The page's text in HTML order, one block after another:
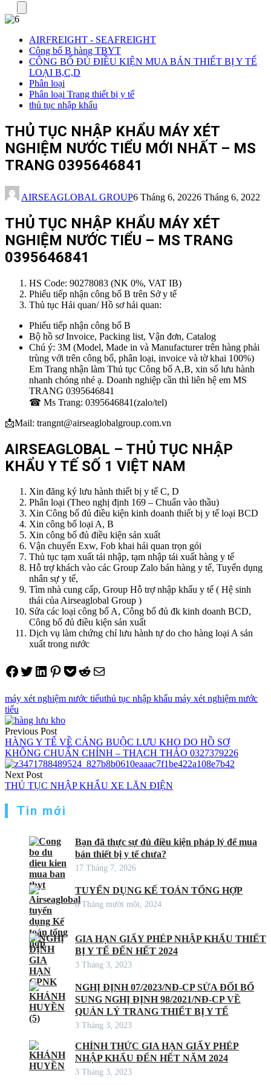
AIRFREIGHT - SEAFREIGHT
Công bố B hàng TBYT
CÔNG BỐ ĐỦ ĐIỀU KIỆN MUA BÁN THIẾT BỊ Y TẾ
LOẠI B,C,D
Phân loại
Phân loại Trang thiết bị y tế
thủ tục nhập khẩu
THỦ TỤC NHẬP KHẨU MÁY XÉT
NGHIỆM NƯỚC TIỂU MỚI NHẤT – MS
TRANG 0395646841
AIRSEAGLOBAL GROUP6 Tháng 6, 20226 Tháng 6, 2022
THỦ TỤC NHẬP KHẨU MÁY XÉT
NGHIỆM NƯỚC TIỂU – MS TRANG
0395646841
HS Code: 90278083 (NK 0%, VAT IB)
Phiếu tiếp nhận công bố B trên Sở y tế
Thủ tục Hải quan/ Hồ sơ hải quan:
Phiếu tiếp nhận công bố B
Bộ hồ sơ Invoice, Packing list, Vận đơn, Catalog
Chú ý: 3M (Model, Made in và Manufacturer trên hàng phải
trùng với trên công bố, phân loại, invoice và tờ khai 100%)
Em Trang nhận làm Thủ tục Công bố A,B, xin số lưu hành
nhanh chóng nhé ạ. Doanh nghiệp cần thì liên hệ em MS
TRANG 0395646841
☎ Ms Trang: 0395646841(zalo/tel)
📩Mail: trangnt@airseaglobalgroup.com.vn
AIRSEAGLOBAL – THỦ TỤC NHẬP
KHẨU Y TẾ SỐ 1 VIỆT NAM
Xin đăng ký lưu hành thiết bị y tế C, D
Phân loại (Theo nghị định 169 – Chuẩn vào thầu)
Xin Công bố đủ điều kiện kinh doanh thiết bị y tế loại BCD
Xin công bố loại A, B
Xin công bố đủ điều kiện sản xuất
Vận chuyển Exw, Fob khai hải quan trọn gói
Thủ tục tạm xuất tái nhập, tạm nhập tái xuất hàng y tế
Hỗ trợ khách vào các Group Zalo bán hàng y tế, Tuyển dụng
nhân sự y tế,
Tìm nhà cung cấp, Group Hỗ trợ nhập khẩu y tế ( Hệ sinh
thái của Airseaglobal Group )
Sửa các loại công bố A, Công bố đủ đk kinh doanh BCD,
Công bố đủ điều kiện sản xuất
Dịch vụ làm chứng chỉ lưu hành tự do cho hàng loại A sản
xuất trong nước
Share on Facebook
Tweet on Twitter
Share on LinkedIn
Pin on Pinterest
Save to pocket
Share on Reddit
Share via Email
máy xét nghiệm nước tiểuthủ tục nhập khẩu máy xét nghiệm nước
tiểu
Điều
hướng
bài
viết
Previous Post
HÀNG Y TẾ VỀ CẢNG BUỘC LƯU KHO DO HỒ SƠ
KHÔNG CHUẨN CHỈNH – THẠCH THẢO 0327379226
Next Post
THỦ TỤC NHẬP KHẨU XE LĂN ĐIỆN
Tin mới
Bạn đã thực sự đủ điều kiện pháp lý để mua
bán thiết bị y tế chưa?
17 Tháng 7, 2026
TUYỂN DỤNG KẾ TOÁN TỔNG HỢP
6 Tháng mười một, 2024
GIA HẠN GIẤY PHÉP NHẬP KHẨU THIẾT
BỊ Y TẾ ĐẾN HẾT 2024
3 Tháng 3, 2023
NGHỊ ĐỊNH 07/2023/NĐ-CP SỬA ĐỔI BỔ
SUNG NGHỊ ĐỊNH 98/2021/NĐ-CP VỀ
QUẢN LÝ TRANG THIẾT BỊ Y TẾ
3 Tháng 3, 2023
CHÍNH THỨC GIA HẠN GIẤY PHÉP
NHẬP KHẨU ĐẾN HẾT NĂM 2024
3 Tháng 3, 2023